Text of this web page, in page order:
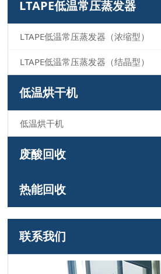
LTAPE低温常压蒸发器
LTAPE低温常压蒸发器（浓缩型）
LTAPE低温常压蒸发器（结晶型）
低温烘干机
低温烘干机
废酸回收
热能回收
联系我们